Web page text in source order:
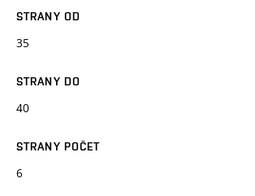
STRANY OD
35
STRANY DO
40
STRANY POČET
6